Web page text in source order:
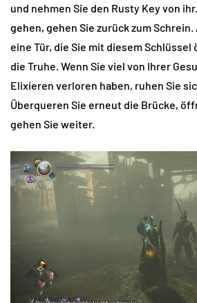
und nehmen Sie den Rusty Key von
gehen, gehen Sie zurück zum
eine Tür, die Sie mit diesem
die Truhe. Wenn Sie viel von Ihrer
Elixieren verloren haben, ruhen Sie
Überqueren Sie erneut die Brücke,
gehen Sie weiter.